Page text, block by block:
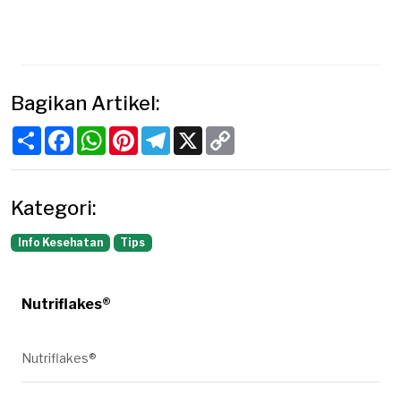
Bagikan Artikel:
ShareFacebookWhatsApp
PinterestTelegram
X
Kategori:
Info Kesehatan Tips
Nutriflakes®
Nutriflakes®